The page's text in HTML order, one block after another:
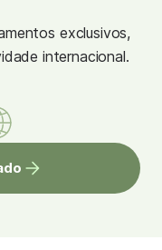
exclusivos,
internacional.